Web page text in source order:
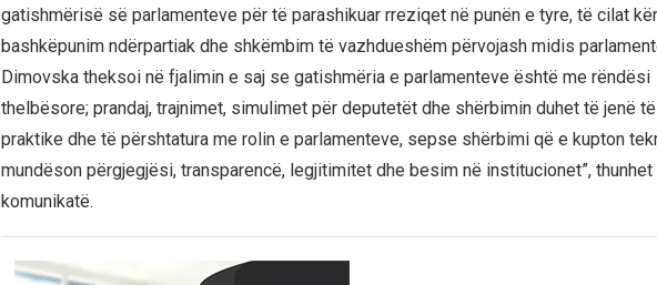
gatishmërisë së parlamenteve për të parashikuar rreziqet në punën e tyre, të cilat
bashkëpunim ndërpartiak dhe shkëmbim të vazhdueshëm përvojash midis
Dimovska theksoi në fjalimin e saj se gatishmëria e parlamenteve është me rëndësi
thelbësore; prandaj, trajnimet, simulimet për deputetët dhe shërbimin duhet të jenë
praktike dhe të përshtatura me rolin e parlamenteve, sepse shërbimi që e kupton
mundëson përgjegjësi, transparencë, legjitimitet dhe besim në institucionet”, thunhet
komunikatë.